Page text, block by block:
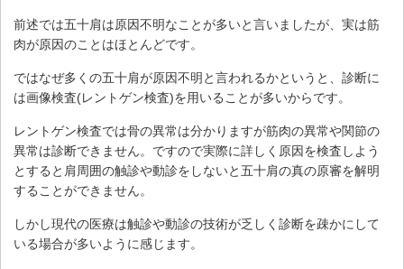
前述では五十肩は原因不明なことが多いと言いましたが、実は筋
肉が原因のことはほとんどです。
ではなぜ多くの五十肩が原因不明と言われるかというと、診断に
は画像検査(レントゲン検査)を用いることが多いからです。
レントゲン検査では骨の異常は分かりますが筋肉の異常や関節の
異常は診断できません。ですので実際に詳しく原因を検査しよう
とすると肩周囲の触診や動診をしないと五十肩の真の原審を解明
することができません。
しかし現代の医療は触診や動診の技術が乏しく診断を疎かにして
いる場合が多いように感じます。